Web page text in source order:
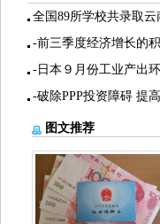
全国89所学校共录取
-前三季度经济增长的
-日本９月份工业产出
-破除PPP投资障碍 提
图文推荐